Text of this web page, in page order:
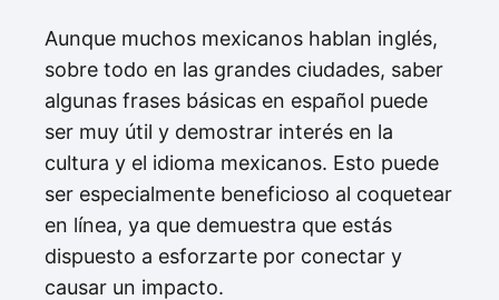
Aunque muchos mexicanos hablan inglés,
sobre todo en las grandes ciudades, saber
algunas frases básicas en español puede
ser muy útil y demostrar interés en la
cultura y el idioma mexicanos. Esto puede
ser especialmente beneficioso al coquetear
en línea, ya que demuestra que estás
dispuesto a esforzarte por conectar y
causar un impacto.